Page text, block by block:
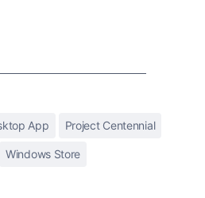
App Project Centennial
Windows Store